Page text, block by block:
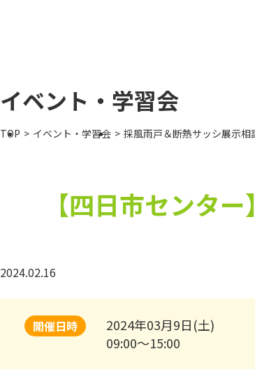
イベント・学習会
TOP イベント・学習会 採風雨戸＆断熱サッシ展示相
【四日市センター】
2024.02.16
開催日時
2024年03月9日(土)
09:00～15:00